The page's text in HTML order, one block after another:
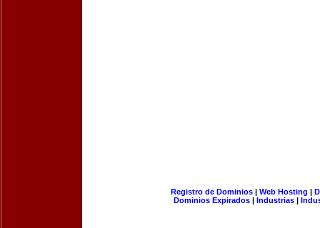
Registro de Dominios| Web Hosting |
Dominios Expirados | Industrias |